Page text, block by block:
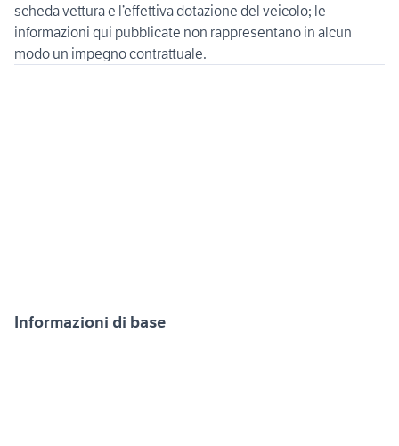
scheda vettura e l’effettiva dotazione del veicolo; le
informazioni qui pubblicate non rappresentano in alcun
Informazioni di base